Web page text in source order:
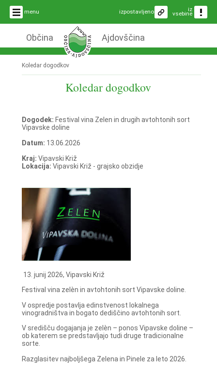
menu iz
vsebine
izpostavljeno
Občina Ajdovščina
Koledar dogodkov
Koledar dogodkov
Dogodek: Festival vina Zelen in drugih avtohtonih sort
Vipavske doline
Datum: 13.06.2026
Kraj: Vipavski Križ
Lokacija: Vipavski Križ - grajsko obzidje
13. junij 2026, Vipavski Križ
Festival vina zelèn in avtohtonih sort Vipavske doline.
V ospredje postavlja edinstvenost lokalnega
vinogradništva in bogato dediščino avtohtonih sort.
V središču dogajanja je zelèn – ponos Vipavske doline –
ob katerem se predstavljajo tudi druge tradicionalne
sorte.
Razglasitev najboljšega Zelena in Pinele za leto 2026.